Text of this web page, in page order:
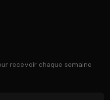
recevoir chaque semaine